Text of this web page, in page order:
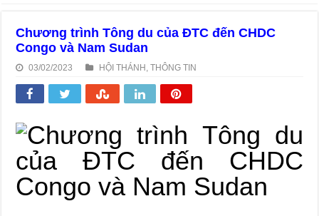
Chương trình Tông du của ĐTC đến CHDC
Congo và Nam Sudan
03/02/2023 HỘI THÁNH ,THÔNG TIN